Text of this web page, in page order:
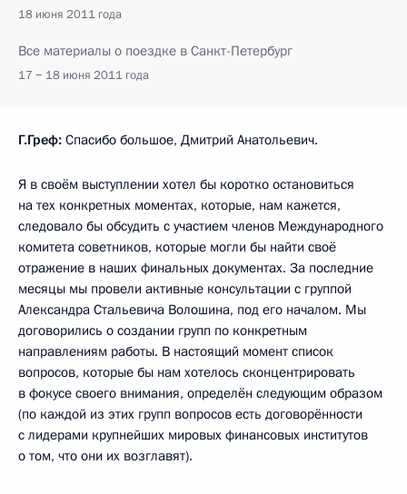
18 июня 2011 года
Все материалы о поездке в Санкт-Петербург
17 − 18 июня 2011 года
Г.Греф: Спасибо большое, Дмитрий Анатольевич.
Я в своём выступлении хотел бы коротко остановиться
на тех конкретных моментах, которые, нам кажется,
следовало бы обсудить с участием членов Международного
комитета советников, которые могли бы найти своё
отражение в наших финальных документах. За последние
месяцы мы провели активные консультации с группой
Александра Стальевича Волошина, под его началом. Мы
договорились о создании групп по конкретным
направлениям работы. В настоящий момент список
вопросов, которые бы нам хотелось сконцентрировать
в фокусе своего внимания, определён следующим образом
(по каждой из этих групп вопросов есть договорённости
с лидерами крупнейших мировых финансовых институтов
о том, что они их возглавят).